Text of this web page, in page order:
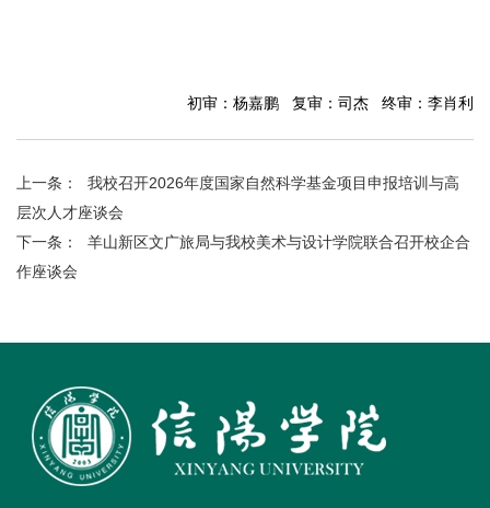
初审：杨嘉鹏 复审：司杰 终审：李肖利
上一条：
我校召开2026年度国家自然科学基金项目申报培训与高
层次人才座谈会
下一条：
羊山新区文广旅局与我校美术与设计学院联合召开校企合
作座谈会